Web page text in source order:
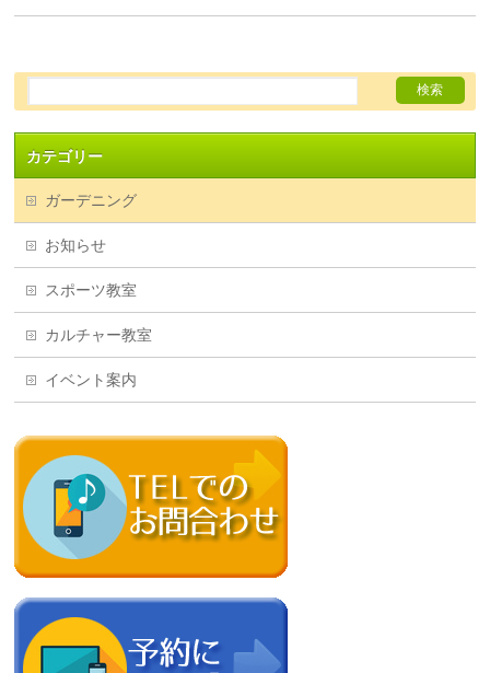
カテゴリー
ガーデニング
お知らせ
スポーツ教室
カルチャー教室
イベント案内